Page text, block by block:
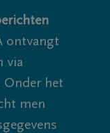
ontvangt
via
Onder het
men